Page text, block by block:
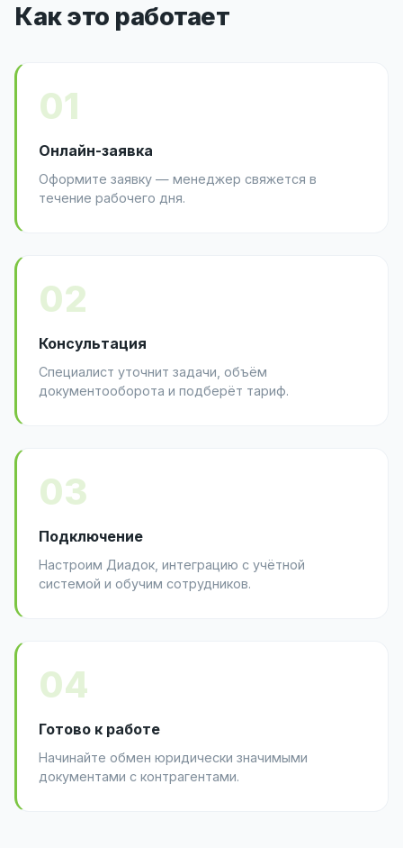
Как это работает
01
Онлайн-заявка
Оформите заявку — менеджер свяжется в
течение рабочего дня.
02
Консультация
Специалист уточнит задачи, объём
документооборота и подберёт тариф.
03
Подключение
Настроим Диадок, интеграцию с учётной
системой и обучим сотрудников.
04
Готово к работе
Начинайте обмен юридически значимыми
документами с контрагентами.